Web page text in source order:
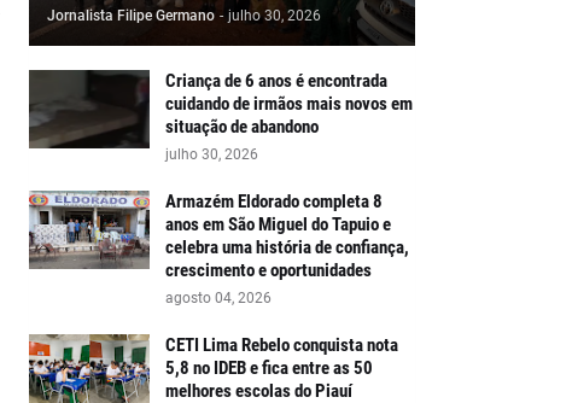
Jornalista Filipe Germano - julho 30, 2026
Criança de 6 anos é encontrada
cuidando de irmãos mais novos em
situação de abandono
julho 30, 2026
Armazém Eldorado completa 8
anos em São Miguel do Tapuio e
celebra uma história de confiança,
crescimento e oportunidades
agosto 04, 2026
CETI Lima Rebelo conquista nota
5,8 no IDEB e fica entre as 50
melhores escolas do Piauí